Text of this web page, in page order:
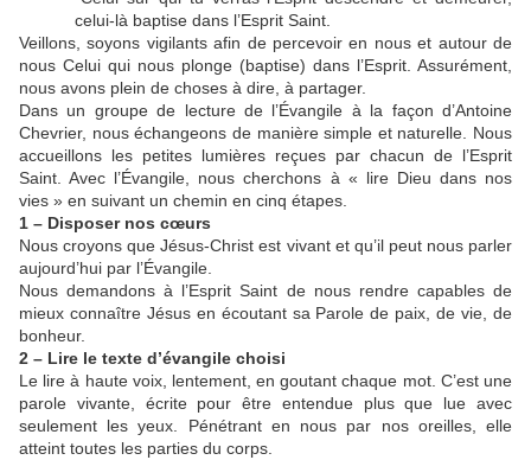
celui-là baptise dans l’Esprit Saint.
Veillons, soyons vigilants afin de percevoir en nous et autour de
nous Celui qui nous plonge (baptise) dans l’Esprit. Assurément,
nous avons plein de choses à dire, à partager.
Dans un groupe de lecture de l’Évangile à la façon d’Antoine
Chevrier, nous échangeons de manière simple et naturelle. Nous
accueillons les petites lumières reçues par chacun de l’Esprit
Saint. Avec l’Évangile, nous cherchons à « lire Dieu dans nos
vies » en suivant un chemin en cinq étapes.
1 – Disposer nos cœurs
Nous croyons que Jésus-Christ est vivant et qu’il peut nous parler
aujourd’hui par l’Évangile.
Nous demandons à l’Esprit Saint de nous rendre capables de
mieux connaître Jésus en écoutant sa Parole de paix, de vie, de
bonheur.
2 – Lire le texte d’évangile choisi
Le lire à haute voix, lentement, en goutant chaque mot. C’est une
parole vivante, écrite pour être entendue plus que lue avec
seulement les yeux. Pénétrant en nous par nos oreilles, elle
atteint toutes les parties du corps.